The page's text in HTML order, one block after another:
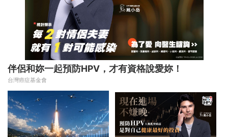
伴侶和妳一起預防HPV，才有資格說愛妳！
台灣癌症基金會